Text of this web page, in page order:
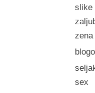
slike
zena
sex